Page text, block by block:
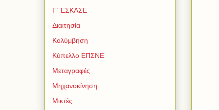
Γ΄ ΕΣΚΑΣΕ
Διαιτησία
Κολύμβηση
Κύπελλο ΕΠΣΝΕ
Μεταγραφές
Μηχανοκίνηση
Μικτές